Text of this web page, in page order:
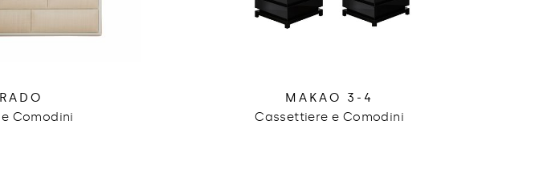
Comodini
MAKAO 3-4
Cassettiere e Comodini